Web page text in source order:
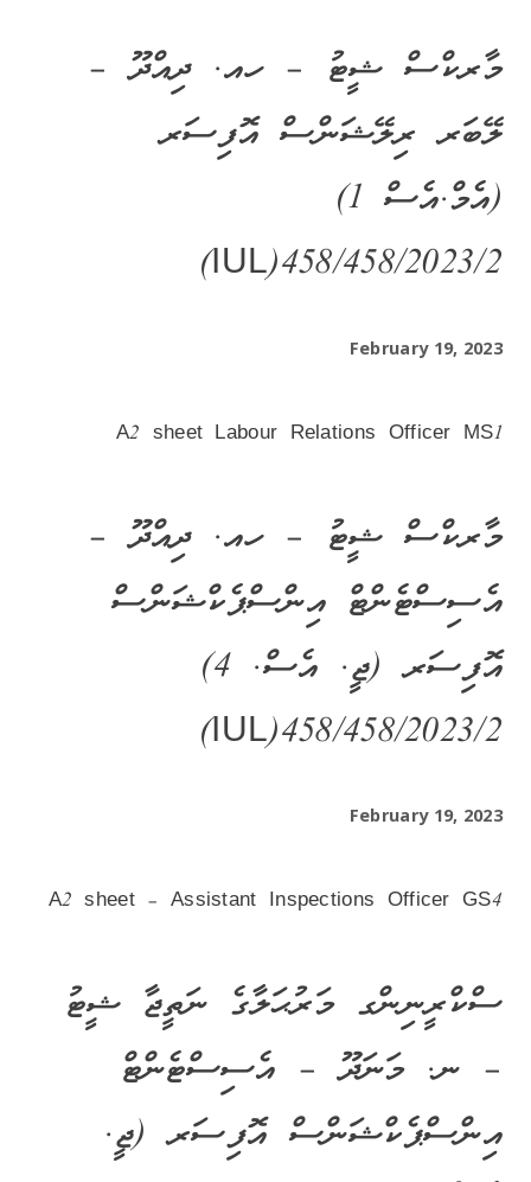
މާރކްސް ޝީޓު – ހއ. ދިއްދޫ –
ލޭބަރ ރިލޭޝަންސް އޮފިސަރ
(އެމް.އެސް 1)
IUL)458/458/2023/2)
February 19, 2023
A2 sheet Labour Relations Officer MS1
މާރކްސް ޝީޓު – ހއ. ދިއްދޫ –
އެސިސްޓެންޓް އިންސްޕެކްޝަންސް
އޮފިސަރ (ޖީ. އެސް. 4)
IUL)458/458/2023/2)
February 19, 2023
A2 sheet – Assistant Inspections Officer GS4
ސްކްރީނިންގ މަރުޙަލާގެ ނަތީޖާ ޝީޓު
– ނ. މަނަދޫ – އެސިސްޓެންޓް
އިންސްޕެކްޝަންސް އޮފިސަރ (ޖީ.